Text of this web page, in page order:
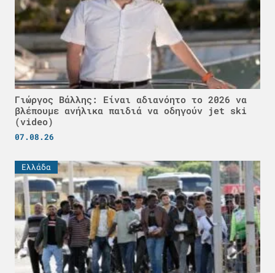
Γιώργος Βάλλης: Είναι αδιανόητο το 2026 να
βλέπουμε ανήλικα παιδιά να οδηγούν jet ski
(video)
07.08.26
Ελλάδα